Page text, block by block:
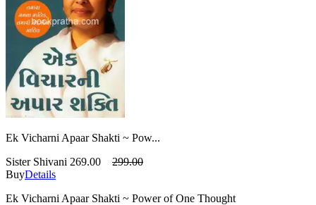
Ek Vicharni Apaar Shakti ~ Pow...
Sister Shivani 269.00
299.00
BuyDetails
Ek Vicharni Apaar Shakti ~ Power of One Thought